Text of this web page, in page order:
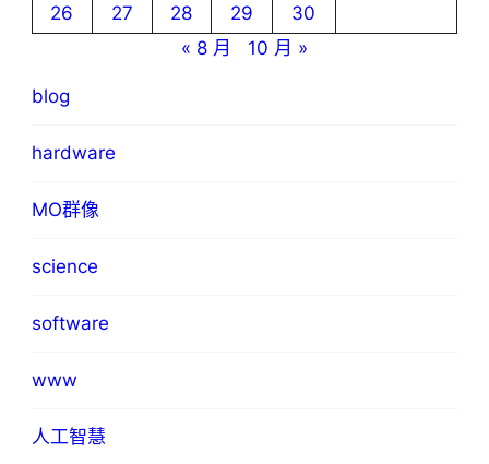
26
27 28 29
30
« 8 月
10 月 »
blog
hardware
MO群像
science
software
www
人工智慧